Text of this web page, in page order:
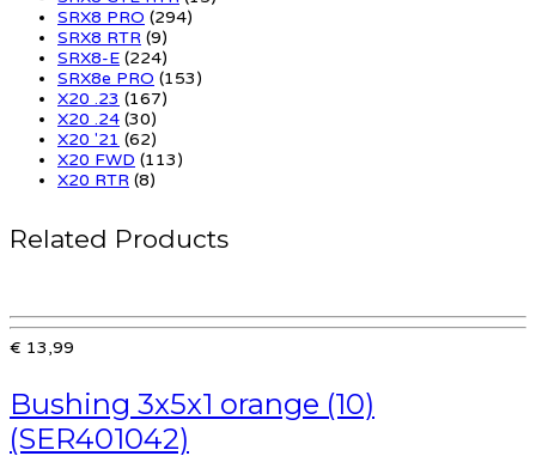
SRX8 PRO (294)
SRX8 RTR (9)
SRX8-E (224)
SRX8e PRO (153)
X20 .23 (167)
X20 .24 (30)
X20 '21 (62)
X20 FWD (113)
X20 RTR (8)
Related Products
€ 13,99
Bushing 3x5x1 orange (10)
(SER401042)